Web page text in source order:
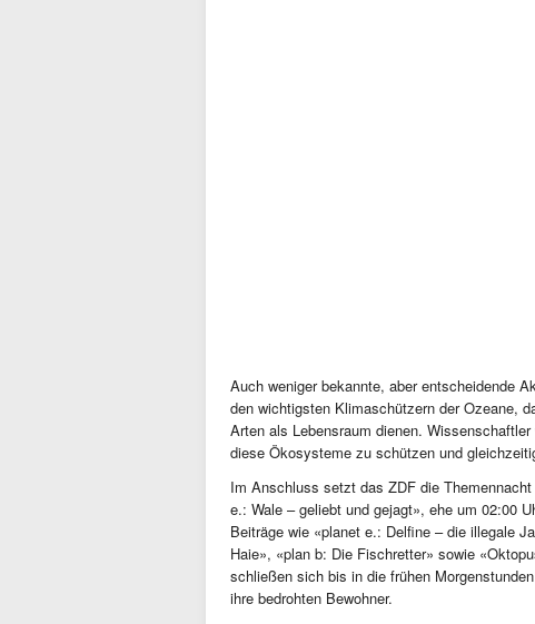
Auch weniger bekannte, aber entscheidende
den wichtigsten Klimaschützern der Ozeane,
Arten als Lebensraum dienen.
diese Ökosysteme zu schützen und
Im Anschluss setzt das ZDF die
e.: Wale – geliebt und gejagt», ehe um 02:00
Beiträge wie «planet e.: Delfine – die illegale
Haie», «plan b: Die Fischretter» sowie
schließen sich bis in die frühen
ihre bedrohten Bewohner.